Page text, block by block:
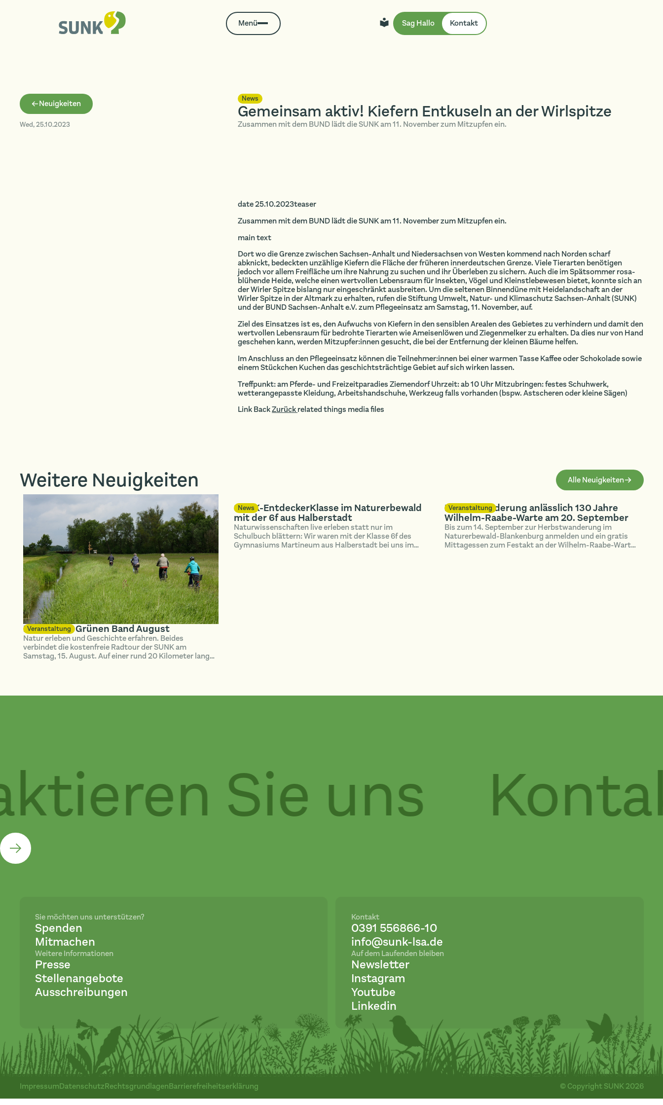
Menü Sag Hallo Kontakt
Neuigkeiten
Wed, 25.10.2023
News
Gemeinsam aktiv! Kiefern Entkuseln an der Wirlspitze
Zusammen mit dem BUND lädt die SUNK am 11. November zum Mitzupfen ein.
date 25.10.2023teaser
Zusammen mit dem BUND lädt die SUNK am 11. November zum Mitzupfen ein.
main text
Dort wo die Grenze zwischen Sachsen-Anhalt und Niedersachsen von Westen kommend nach Norden scharf
abknickt, bedeckten unzählige Kiefern die Fläche der früheren innerdeutschen Grenze. Viele Tierarten benötigen
jedoch vor allem Freifläche um ihre Nahrung zu suchen und ihr Überleben zu sichern. Auch die im Spätsommer rosa-
blühende Heide, welche einen wertvollen Lebensraum für Insekten, Vögel und Kleinstlebewesen bietet, konnte sich an
der Wirler Spitze bislang nur eingeschränkt ausbreiten. Um die seltenen Binnendüne mit Heidelandschaft an der
Wirler Spitze in der Altmark zu erhalten, rufen die Stiftung Umwelt, Natur- und Klimaschutz Sachsen-Anhalt (SUNK)
und der BUND Sachsen-Anhalt e.V. zum Pflegeeinsatz am Samstag, 11. November, auf.
Ziel des Einsatzes ist es, den Aufwuchs von Kiefern in den sensiblen Arealen des Gebietes zu verhindern und damit den
wertvollen Lebensraum für bedrohte Tierarten wie Ameisenlöwen und Ziegenmelker zu erhalten. Da dies nur von Hand
geschehen kann, werden Mitzupfer:innen gesucht, die bei der Entfernung der kleinen Bäume helfen.
Im Anschluss an den Pflegeeinsatz können die Teilnehmer:innen bei einer warmen Tasse Kaffee oder Schokolade sowie
einem Stückchen Kuchen das geschichtsträchtige Gebiet auf sich wirken lassen.
Treffpunkt: am Pferde- und Freizeitparadies Ziemendorf Uhrzeit: ab 10 Uhr Mitzubringen: festes Schuhwerk,
wetterangepasste Kleidung, Arbeitshandschuhe, Werkzeug falls vorhanden (bspw. Astscheren oder kleine Sägen)
Link BackZurück related things media files
Weitere Neuigkeiten Alle Neuigkeiten
Veranstaltung
Radtour im Grünen Band August
Natur erleben und Geschichte erfahren. Beides
verbindet die kostenfreie Radtour der SUNK am
Samstag, 15. August. Auf einer rund 20 Kilometer langen
News
SUNK-EntdeckerKlasse im Naturerbewald
mit der 6f aus Halberstadt
Naturwissenschaften live erleben statt nur im
Schulbuch blättern: Wir waren mit der Klasse 6f des
Gymnasiums Martineum aus Halberstadt bei uns im
Veranstaltung
Herbstwanderung anlässlich 130 Jahre
Wilhelm-Raabe-Warte am 20. September
Bis zum 14. September zur Herbstwanderung im
Naturerbewald-Blankenburg anmelden und ein gratis
Mittagessen zum Festakt an der Wilhelm-Raabe-Warte
Sie uns
Sie möchten uns unterstützen?
Spenden
Mitmachen
Weitere Informationen
Presse
Stellenangebote
Ausschreibungen
Kontakt
0391 556866-10
info@sunk-lsa.de
Auf dem Laufenden bleiben
Newsletter
Instagram
Youtube
Linkedin
ImpressumDatenschutzRechtsgrundlagenBarrierefreiheitserklärung © Copyright SUNK 2026